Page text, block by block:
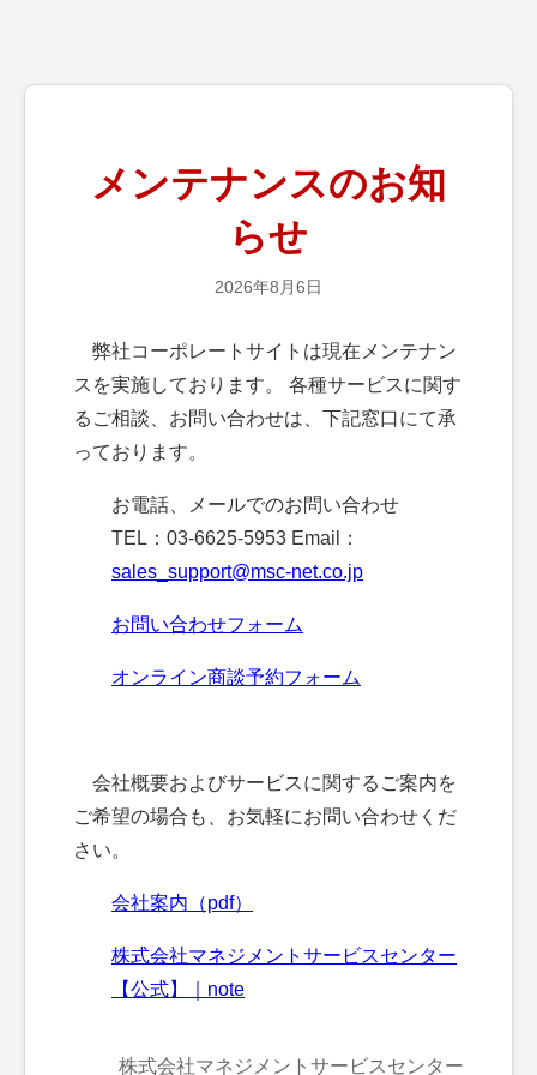
メンテナンスのお知
らせ
2026年8月6日
弊社コーポレートサイトは現在メンテナン
スを実施しております。 各種サービスに関す
るご相談、お問い合わせは、下記窓口にて承
っております。
お電話、メールでのお問い合わせ
TEL：03-6625-5953 Email：
sales_support@msc-net.co.jp
お問い合わせフォーム
オンライン商談予約フォーム
会社概要およびサービスに関するご案内を
ご希望の場合も、お気軽にお問い合わせくだ
さい。
会社案内（pdf）
株式会社マネジメントサービスセンター
【公式】｜note
株式会社マネジメントサービスセンター